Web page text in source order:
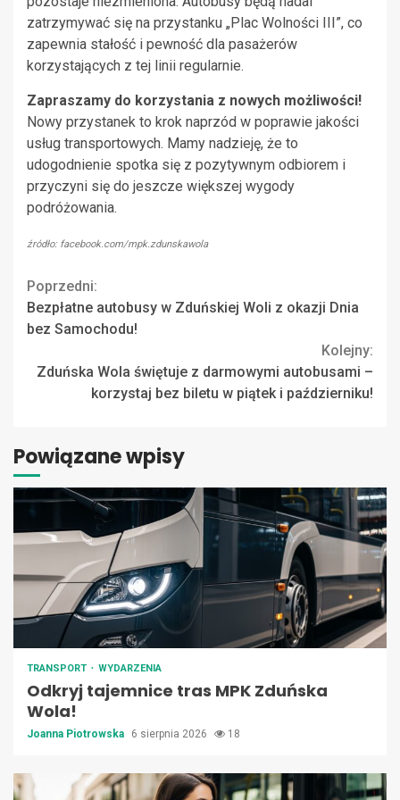
zatrzymywać się na przystanku „Plac Wolności III”, co
zapewnia stałość i pewność dla pasażerów
korzystających z tej linii regularnie.
Zapraszamy do korzystania z nowych możliwości!
Nowy przystanek to krok naprzód w poprawie jakości
usług transportowych. Mamy nadzieję, że to
udogodnienie spotka się z pozytywnym odbiorem i
przyczyni się do jeszcze większej wygody
podróżowania.
źródło: facebook.com/mpk.zdunskawola
Continue
Reading
Poprzedni:
Bezpłatne autobusy w Zduńskiej Woli z okazji Dnia
bez Samochodu!
Kolejny:
Zduńska Wola świętuje z darmowymi autobusami –
korzystaj bez biletu w piątek i październiku!
Powiązane wpisy
TRANSPORT WYDARZENIA
Odkryj tajemnice tras MPK Zduńska
Wola!
Joanna Piotrowska 6 sierpnia 2026 18